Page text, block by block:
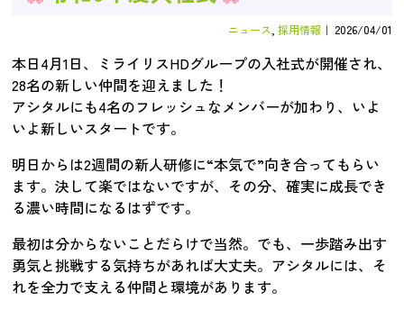
ニュース 採用情報 ｜ 2026/04/01
本日4月1日、ミライリスHDグループの入社式が開催され、
28名の新しい仲間を迎えました！
アシタルにも4名のフレッシュなメンバーが加わり、いよ
いよ新しいスタートです。
明日からは2週間の新人研修に“本気で”向き合ってもらい
ます。決して楽ではないですが、その分、確実に成長でき
る濃い時間になるはずです。
最初は分からないことだらけで当然。でも、一歩踏み出す
勇気と挑戦する気持ちがあれば大丈夫。アシタルには、そ
れを全力で支える仲間と環境があります。